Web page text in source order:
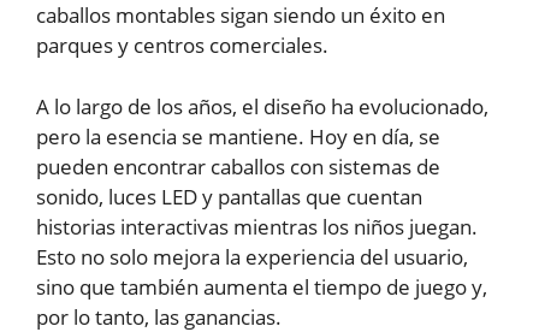
caballos montables sigan siendo un éxito en
parques y centros comerciales.
A lo largo de los años, el diseño ha evolucionado,
pero la esencia se mantiene. Hoy en día, se
pueden encontrar caballos con sistemas de
sonido, luces LED y pantallas que cuentan
historias interactivas mientras los niños juegan.
Esto no solo mejora la experiencia del usuario,
sino que también aumenta el tiempo de juego y,
por lo tanto, las ganancias.